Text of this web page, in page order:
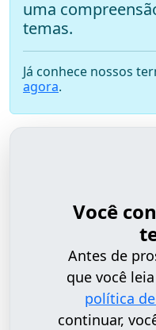
uma
temas.
Já conhece nossos
agora.
Você
Antes de
que você
política
continuar,